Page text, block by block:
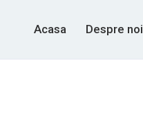
Acasa Despre noi